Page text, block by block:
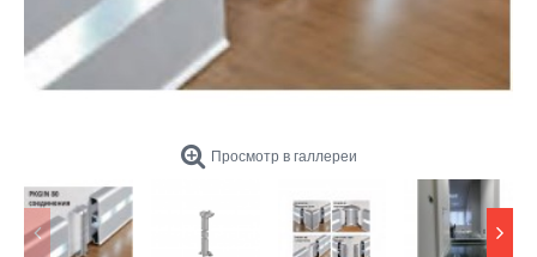
Просмотр в галлереи